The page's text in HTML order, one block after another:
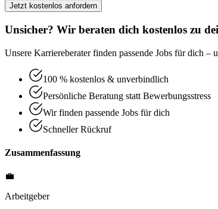
Jetzt kostenlos anfordern
Unsicher? Wir beraten dich kostenlos zu
Unsere Karriereberater finden passende Jobs für dich –
100 % kostenlos & unverbindlich
Persönliche Beratung statt Bewerbungsstress
Wir finden passende Jobs für dich
Schneller Rückruf
Zusammenfassung
💼
Arbeitgeber